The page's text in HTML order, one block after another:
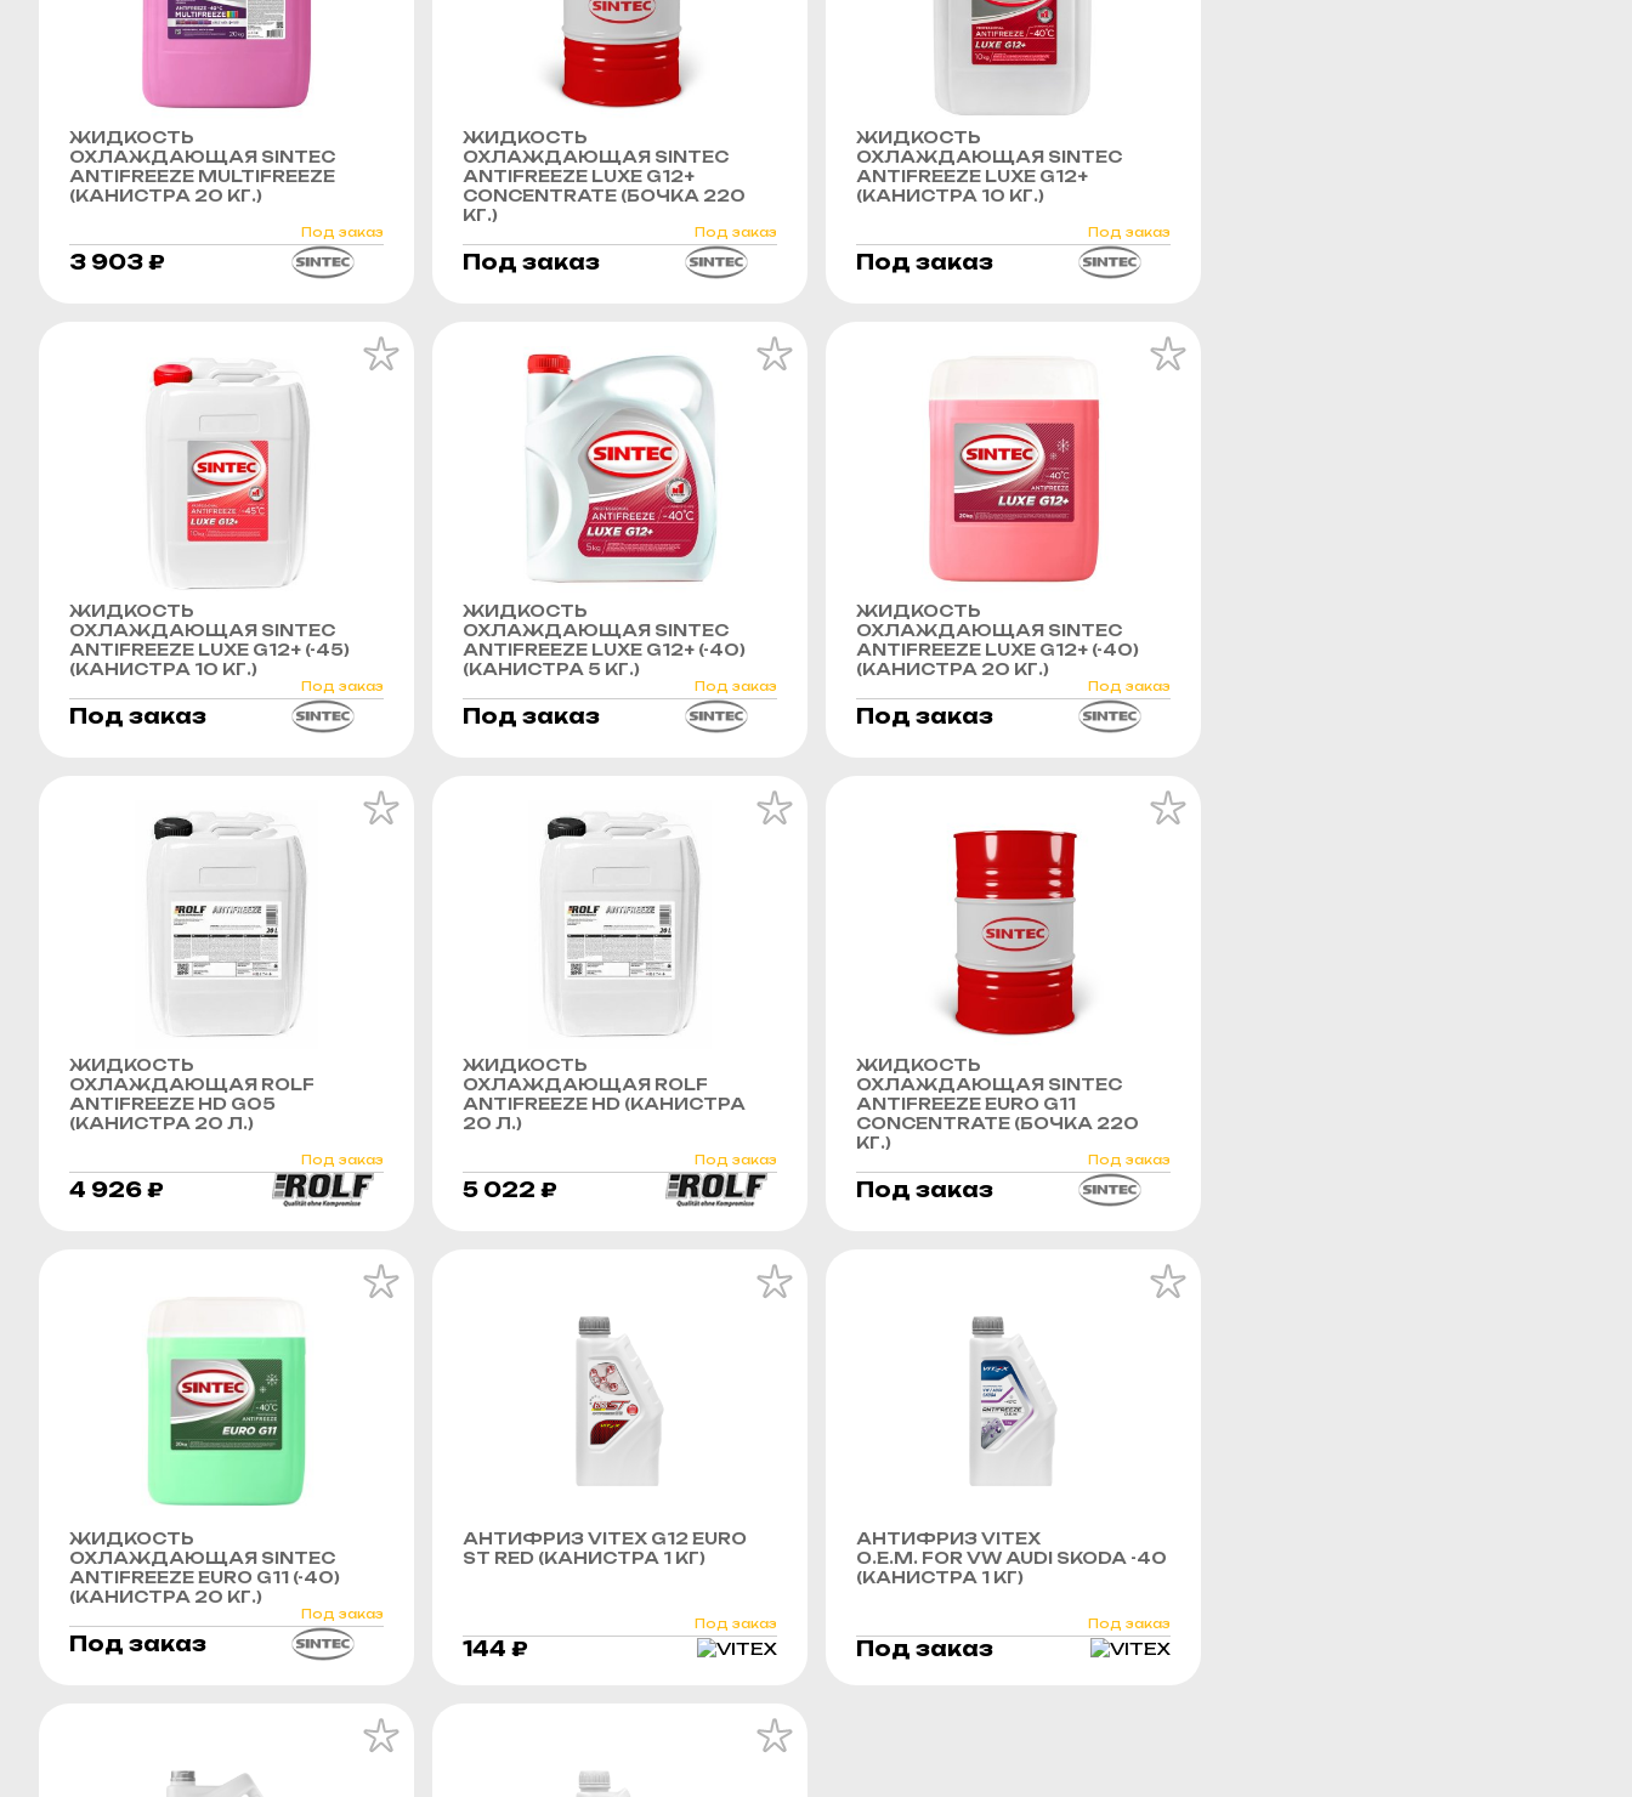
ЖИДКОСТЬ
ОХЛАЖДАЮЩАЯ SINTEC
ANTIFREEZE MULTIFREEZE
(КАНИСТРА 20 КГ.)
Под заказ
3 903 ₽
ЖИДКОСТЬ
ОХЛАЖДАЮЩАЯ SINTEC
ANTIFREEZE LUXE G12+
CONCENTRATE (БОЧКА 220
КГ.)
Под заказ
Под заказ
ЖИДКОСТЬ
ОХЛАЖДАЮЩАЯ SINTEC
ANTIFREEZE LUXE G12+
(КАНИСТРА 10 КГ.)
Под заказ
Под заказ
ЖИДКОСТЬ
ОХЛАЖДАЮЩАЯ SINTEC
ANTIFREEZE LUXE G12+ (-45)
(КАНИСТРА 10 КГ.)
Под заказ
Под заказ
ЖИДКОСТЬ
ОХЛАЖДАЮЩАЯ SINTEC
ANTIFREEZE LUXE G12+ (-40)
(КАНИСТРА 5 КГ.)
Под заказ
Под заказ
ЖИДКОСТЬ
ОХЛАЖДАЮЩАЯ SINTEC
ANTIFREEZE LUXE G12+ (-40)
(КАНИСТРА 20 КГ.)
Под заказ
Под заказ
ЖИДКОСТЬ
ОХЛАЖДАЮЩАЯ ROLF
ANTIFREEZE HD G05
(КАНИСТРА 20 Л.)
Под заказ
4 926 ₽
ЖИДКОСТЬ
ОХЛАЖДАЮЩАЯ ROLF
ANTIFREEZE HD (КАНИСТРА
20 Л.)
Под заказ
5 022 ₽
ЖИДКОСТЬ
ОХЛАЖДАЮЩАЯ SINTEC
ANTIFREEZE EURO G11
CONCENTRATE (БОЧКА 220
КГ.)
Под заказ
Под заказ
ЖИДКОСТЬ
ОХЛАЖДАЮЩАЯ SINTEC
ANTIFREEZE EURO G11 (-40)
(КАНИСТРА 20 КГ.)
Под заказ
Под заказ
АНТИФРИЗ VITEX G12 EURO
ST RED (КАНИСТРА 1 КГ)
Под заказ
144 ₽
АНТИФРИЗ VITEX
O.E.M. FOR VW AUDI SKODA -40
(КАНИСТРА 1 КГ)
Под заказ
Под заказ